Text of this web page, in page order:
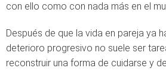
con ello como con nada más en el
Después de que la vida en pareja ya
deterioro progresivo no suele ser
reconstruir una forma de cuidarse y